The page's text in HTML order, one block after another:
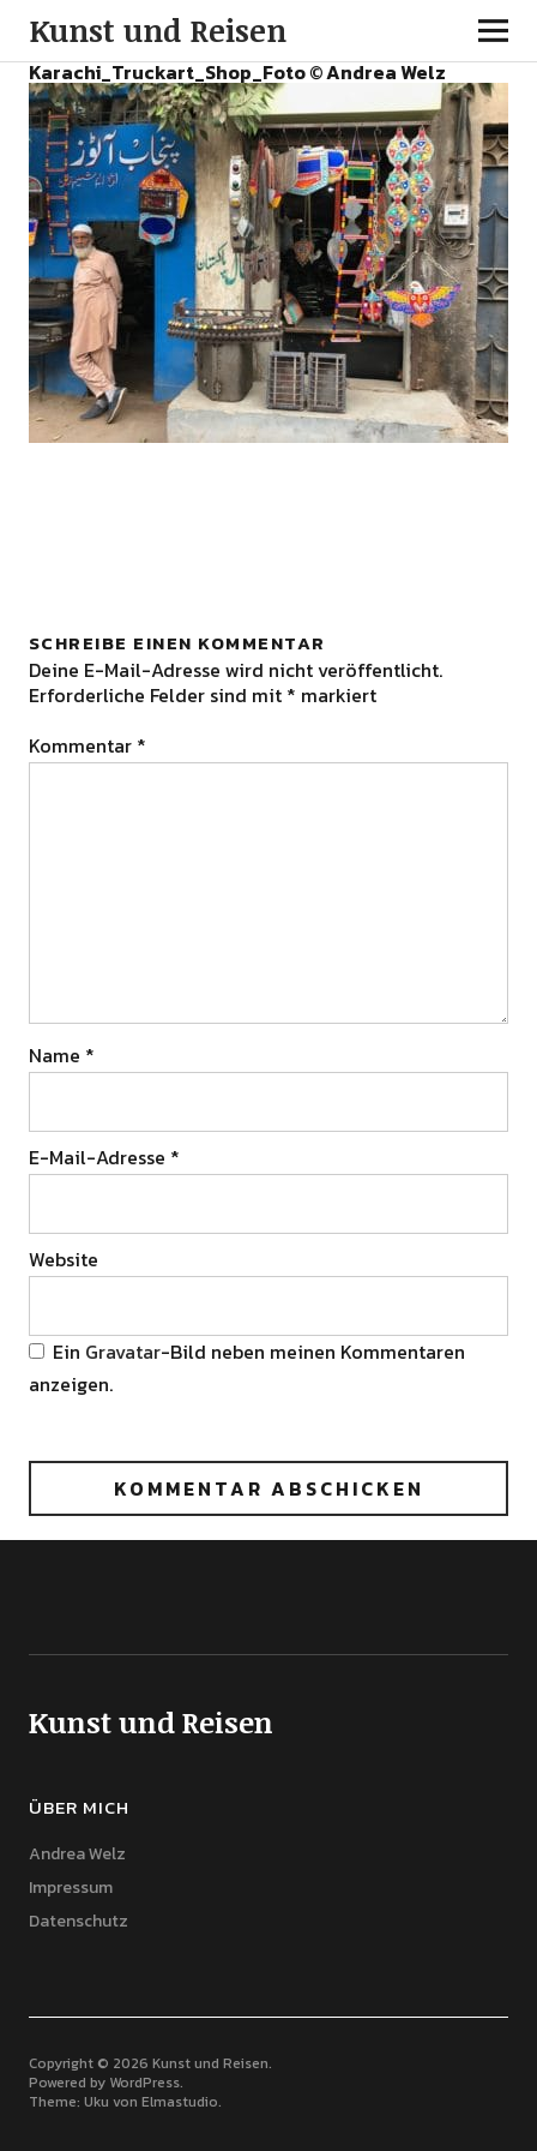
Kunst und Reisen
Karachi_Truckart_Shop_Foto © Andrea Welz
SCHREIBE EINEN KOMMENTAR
Deine E-Mail-Adresse wird nicht veröffentlicht.
Erforderliche Felder sind mit * markiert
Kommentar *
Name *
E-Mail-Adresse *
Website
Ein Gravatar-Bild neben meinen Kommentaren
anzeigen.
Kunst und Reisen
ÜBER MICH
Andrea Welz
Impressum
Datenschutz
Copyright © 2026 Kunst und Reisen
Powered by WordPress
Theme: Uku von Elmastudio